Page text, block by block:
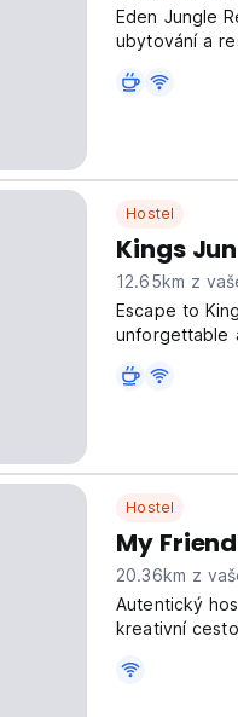
Eden Jungle
ubytování a
Hostel
Kings
12.65km z
Escape to
unforgettable
experiences
Hostel
My
20.36km z
Autentický
kreativní